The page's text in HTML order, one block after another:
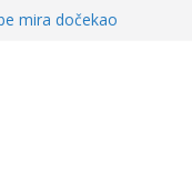
može li
projekat: Gde